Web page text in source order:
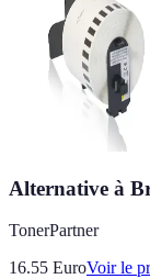
Alternative à
TonerPartner
16.55 EuroVoir le